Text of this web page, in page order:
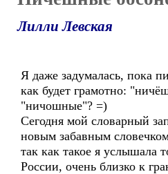
Лилли Левская
Я даже задумалась, пока
как будет грамотно:
"ничошные"? =)
Сегодня мой словарный
новым забавным
так как такое я услышала
России, очень близко к